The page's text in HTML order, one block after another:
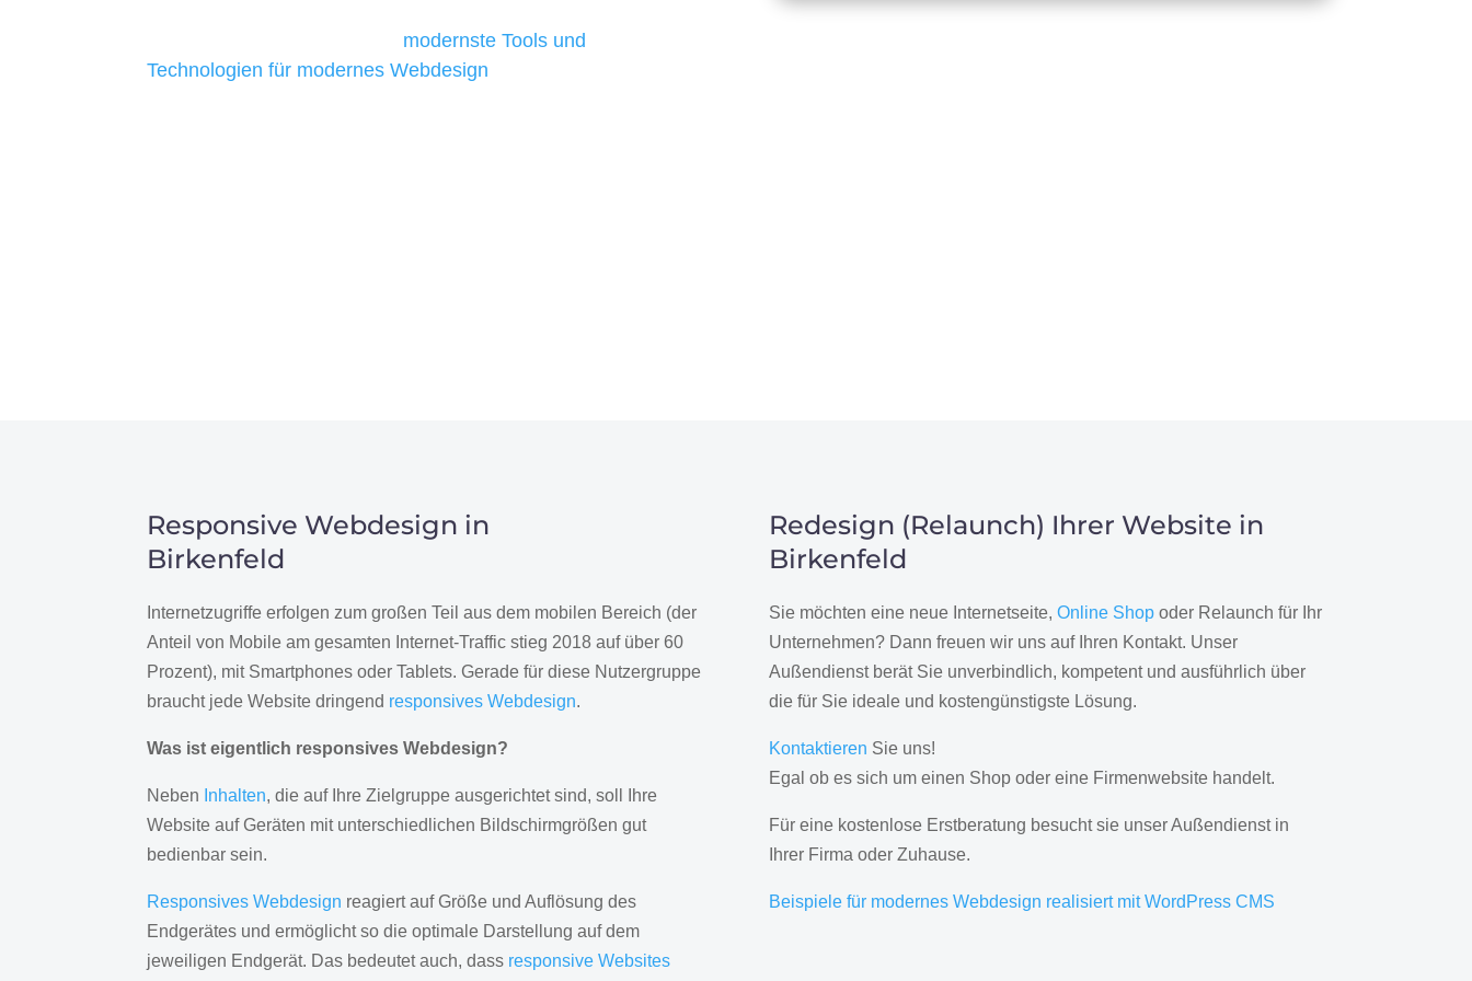
modernste Tools und
Technologien für modernes Webdesign
Responsive Webdesign in
Birkenfeld
Internetzugriffe erfolgen zum großen Teil aus dem mobilen Bereich (der
Anteil von Mobile am gesamten Internet-Traffic stieg 2018 auf über 60
Prozent), mit Smartphones oder Tablets. Gerade für diese Nutzergruppe
braucht jede Website dringend responsives Webdesign.
Was ist eigentlich responsives Webdesign?
Neben Inhalten, die auf Ihre Zielgruppe ausgerichtet sind, soll Ihre
Website auf Geräten mit unterschiedlichen Bildschirmgrößen gut
bedienbar sein.
Responsives Webdesign reagiert auf Größe und Auflösung des
Endgerätes und ermöglicht so die optimale Darstellung auf dem
jeweiligen Endgerät. Das bedeutet auch, dass responsive Websites
Redesign (Relaunch) Ihrer Website in
Birkenfeld
Sie möchten eine neue Internetseite, Online Shopoder Relaunch für Ihr
Unternehmen? Dann freuen wir uns auf Ihren Kontakt. Unser
Außendienst berät Sie unverbindlich, kompetent und ausführlich über
die für Sie ideale und kostengünstigste Lösung.
Kontaktieren Sie uns!
Egal ob es sich um einen Shop oder eine Firmenwebsite handelt.
Für eine kostenlose Erstberatung besucht sie unser Außendienst in
Ihrer Firma oder Zuhause.
Beispiele für modernes Webdesign realisiert mit WordPress CMS